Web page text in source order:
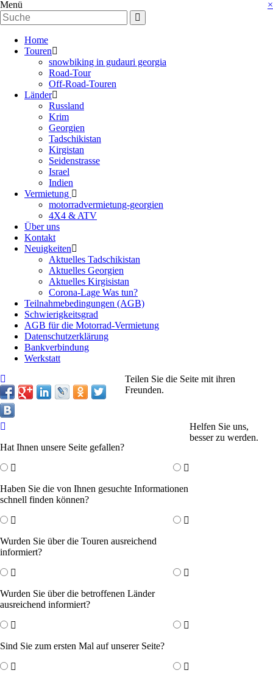
Menü
×
Home
Touren
snowbiking in gudauri georgia
Road-Tour
Off-Road-Touren
Länder
Russland
Krim
Georgien
Tadschikistan
Kirgistan
Seidenstrasse
Israel
Indien
Vermietung
motorradvermietung-georgien
4X4 & ATV
Über uns
Kontakt
Neuigkeiten
Aktuelles Tadschikistan
Aktuelles Georgien
Aktuelles Kirgisistan
Corona-Lage Was tun?
Teilnahmebedingungen (AGB)
Schwierigkeitsgrad
AGB für die Motorrad-Vermietung
Datenschutzerklärung
Bankverbindung
Werkstatt
Teilen Sie die Seite mit ihren
Freunden.
Hat Ihnen unsere Seite gefallen?
Haben Sie die von Ihnen gesuchte Informationen
schnell finden können?
Wurden Sie über die Touren ausreichend
informiert?
Wurden Sie über die betroffenen Länder
ausreichend informiert?
Sind Sie zum ersten Mal auf unserer Seite?
Helfen Sie uns,
besser zu werden.